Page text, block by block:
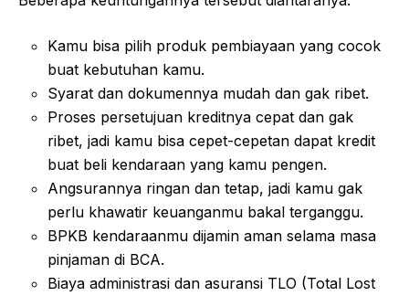
Kamu bisa pilih produk pembiayaan yang cocok
buat kebutuhan kamu.
Syarat dan dokumennya mudah dan gak ribet.
Proses persetujuan kreditnya cepat dan gak
ribet, jadi kamu bisa cepet-cepetan dapat kredit
buat beli kendaraan yang kamu pengen.
Angsurannya ringan dan tetap, jadi kamu gak
perlu khawatir keuanganmu bakal terganggu.
BPKB kendaraanmu dijamin aman selama masa
pinjaman di BCA.
Biaya administrasi dan asuransi TLO (Total Lost